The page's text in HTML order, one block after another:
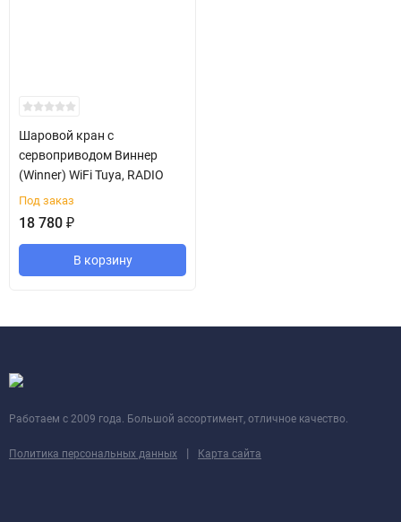
Шаровой кран с
сервоприводом Виннер
(Winner) WiFi Tuya, RADIO
Под заказ
18 780 ₽
В корзину
Работаем с 2009 года. Большой ассортимент, отличное качество.
Политика персональных данных | Карта сайта